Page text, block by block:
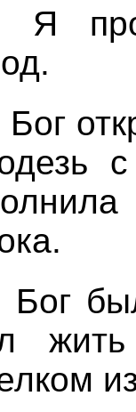
Я
Бог